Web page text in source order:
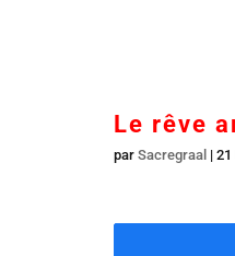
Le rêve
par Sacregraal | 21